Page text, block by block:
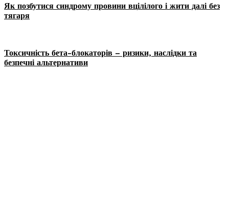
Як позбутися синдрому провини вцілілого і жити далі без
тягаря
Токсичність бета-блокаторів – ризики, наслідки та
безпечні альтернативи